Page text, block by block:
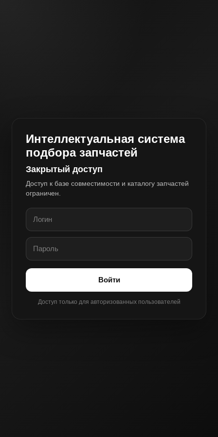
Интеллектуальная система
подбора запчастей
Закрытый доступ
Доступ к базе совместимости и каталогу запчастей
ограничен.
Войти
Доступ только для авторизованных пользователей